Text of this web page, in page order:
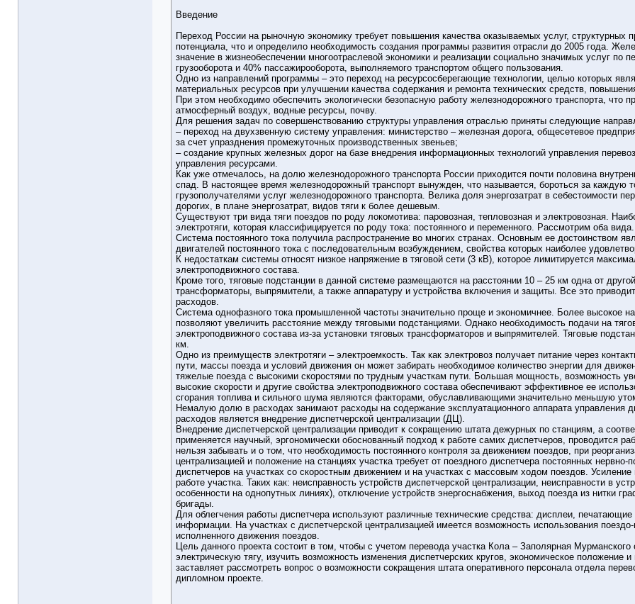
Введение
Переход России на рыночную экономику требует повышения качества оказываемых услуг, структурных
потенциала, что и определило необходимость создания программы развития отрасли до 2005 года.
значение в жизнеобеспечении многоотраслевой экономики и реализации социально значимых услуг по
грузооборота и 40% пассажирооборота, выполняемого транспортом общего пользования.
Одно из направлений программы – это переход на ресурсосберегающие технологии, целью которых
материальных ресурсов при улучшении качества содержания и ремонта технических средств,
При этом необходимо обеспечить экологически безопасную работу железнодорожного транспорта, что
атмосферный воздух, водные ресурсы, почву.
Для решения задач по совершенствованию структуры управления отраслью приняты следующие
– переход на двухзвенную систему управления: министерство – железная дорога, общесетевое
за счет упразднения промежуточных производственных звеньев;
– создание крупных железных дорог на базе внедрения информационных технологий управления
управления ресурсами.
Как уже отмечалось, на долю железнодорожного транспорта России приходится почти половина
спад. В настоящее время железнодорожный транспорт вынужден, что называется, бороться за каждую
грузополучателями услуг железнодорожного транспорта. Велика доля энергозатрат в себестоимости
дорогих, в плане энергозатрат, видов тяги к более дешевым.
Существуют три вида тяги поездов по роду локомотива: паровозная, тепловозная и электровозная.
электротяги, которая классифицируется по роду тока: постоянного и переменного. Рассмотрим оба вида.
Система постоянного тока получила распространение во многих странах. Основным ее достоинством
двигателей постоянного тока с последовательным возбуждением, свойства которых наиболее
К недостаткам системы относят низкое напряжение в тяговой сети (3 кВ), которое лимитируется
электроподвижного состава.
Кроме того, тяговые подстанции в данной системе размещаются на расстоянии 10 – 25 км одна от
трансформаторы, выпрямители, а также аппаратуру и устройства включения и защиты. Все это
расходов.
Система однофазного тока промышленной частоты значительно проще и экономичнее. Более высокое
позволяют увеличить расстояние между тяговыми подстанциями. Однако необходимость подачи на
электроподвижного состава из-за установки тяговых трансформаторов и выпрямителей. Тяговые
км.
Одно из преимуществ электротяги – электроемкость. Так как электровоз получает питание через
пути, массы поезда и условий движения он может забирать необходимое количество энергии для
тяжелые поезда с высокими скоростями по трудным участкам пути. Большая мощность, возможность
высокие скорости и другие свойства электроподвижного состава обеспечивают эффективное ее
сгорания топлива и сильного шума являются факторами, обуславливающими значительно меньшую
Немалую долю в расходах занимают расходы на содержание эксплуатационного аппарата
расходов является внедрение диспетчерской централизации (ДЦ).
Внедрение диспетчерской централизации приводит к сокращению штата дежурных по станциям, а
применяется научный, эргономически обоснованный подход к работе самих диспетчеров, проводится
нельзя забывать и о том, что необходимость постоянного контроля за движением поездов, при
централизацией и положение на станциях участка требует от поездного диспетчера постоянных
диспетчеров на участках со скоростным движением и на участках с массовым ходом поездов.
работе участка. Таких как: неисправность устройств диспетчерской централизации, неисправности в
особенности на однопутных линиях), отключение устройств энергоснабжения, выход поезда из нитки
бригады.
Для облегчения работы диспетчера используют различные технические средства: дисплеи,
информации. На участках с диспетчерской централизацией имеется возможность использования
исполненного движения поездов.
Цель данного проекта состоит в том, чтобы с учетом перевода участка Кола – Заполярная
электрическую тягу, изучить возможность изменения диспетчерских кругов, экономическое положение
заставляет рассмотреть вопрос о возможности сокращения штата оперативного персонала отдела
дипломном проекте.